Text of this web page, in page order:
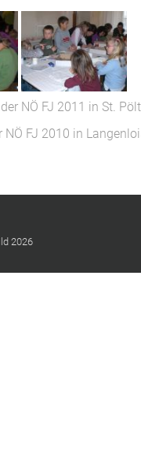
NÖ FJ 2011 in St.
NÖ FJ 2010 in
2026